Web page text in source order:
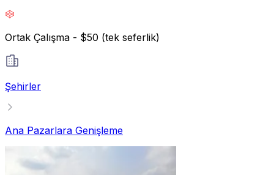
Ortak Çalışma - $50 (tek seferlik)
Şehirler
Ana Pazarlara Genişleme